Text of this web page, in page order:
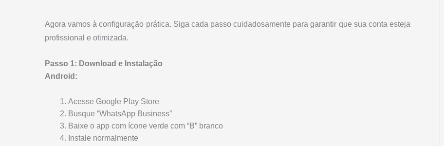
Agora vamos à configuração prática. Siga cada passo cuidadosamente para garantir que sua conta esteja
profissional e otimizada.
Passo 1: Download e Instalação
Android:
Acesse Google Play Store
Busque “WhatsApp Business”
Baixe o app com ícone verde com “B” branco
Instale normalmente